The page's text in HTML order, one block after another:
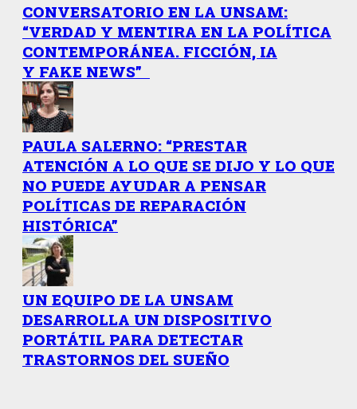
CONVERSATORIO EN LA UNSAM:
“VERDAD Y MENTIRA EN LA POLÍTICA
CONTEMPORÁNEA. FICCIÓN, IA
Y FAKE NEWS”
PAULA SALERNO: “PRESTAR
ATENCIÓN A LO QUE SE DIJO Y LO QUE
NO PUEDE AYUDAR A PENSAR
POLÍTICAS DE REPARACIÓN
HISTÓRICA”
UN EQUIPO DE LA UNSAM
DESARROLLA UN DISPOSITIVO
PORTÁTIL PARA DETECTAR
TRASTORNOS DEL SUEÑO